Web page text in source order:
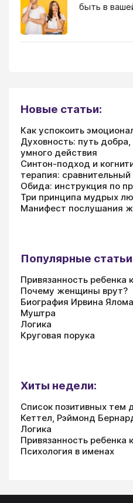
быть в
Новые статьи:
Как успокоить
Духовность: путь
умного действия
Синтон-подход и
терапия: сравнительный
Обида: инструкция по
Три принципа мудрых
Манифест послушания
Популярные
Привязанность ребенка
Почему женщины врут?
Биография Ирвина Ялома
Муштра
Логика
Круговая порука
Хиты недели:
Список позитивных тем
Кеттел, Рэймонд
Логика
Привязанность ребенка
Психология в именах